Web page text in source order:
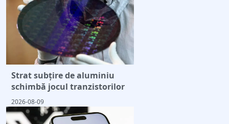
Strat subțire de aluminiu
schimbă jocul tranzistorilor
2026-08-09